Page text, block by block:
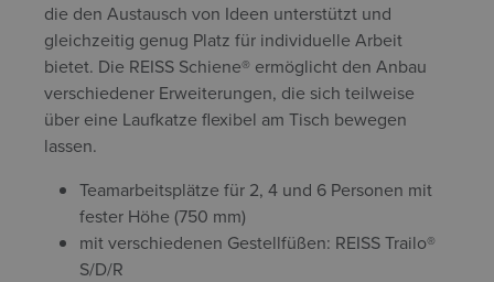
die den Austausch von Ideen unterstützt und
gleichzeitig genug Platz für individuelle Arbeit
bietet. Die REISS Schiene® ermöglicht den Anbau
verschiedener Erweiterungen, die sich teilweise
über eine Laufkatze flexibel am Tisch bewegen
lassen.
Teamarbeitsplätze für 2, 4 und 6 Personen mit
fester Höhe (750 mm)
mit verschiedenen Gestellfüßen: REISS Trailo®
S/D/R